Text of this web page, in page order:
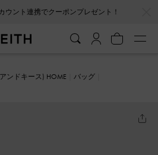
登録で10%OFFクーポンプレゼント！
ンドキース) HOME
バッグ